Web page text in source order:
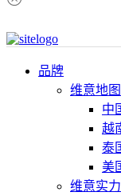
品牌
维意地图
中
越
泰
美
维意实力